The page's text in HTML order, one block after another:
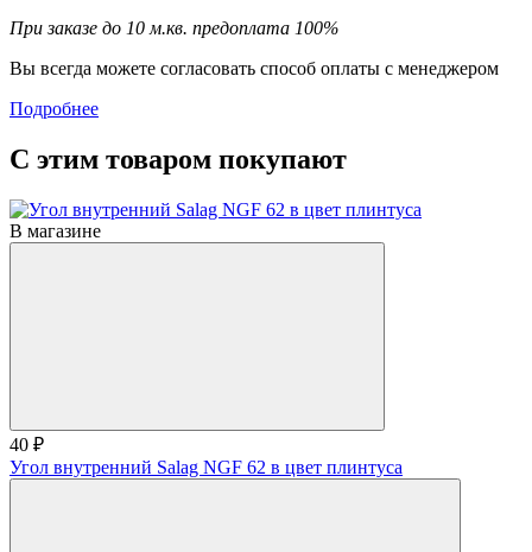
При заказе до 10 м.кв. предоплата 100%
Вы всегда можете согласовать способ оплаты с менеджером
Подробнее
С этим товаром покупают
В магазине
40 ₽
Угол внутренний Salag NGF 62 в цвет плинтуса